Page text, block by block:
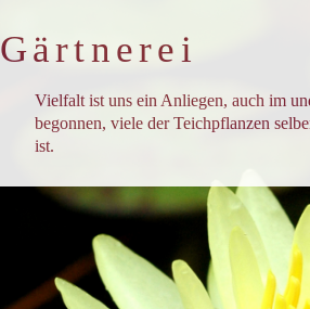
Gärtnerei
Vielfalt ist uns ein Anliegen, auch im
begonnen, viele der Teichpflanzen
ist.